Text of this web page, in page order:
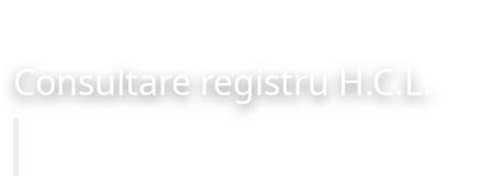
Consultare registru H.C.L.